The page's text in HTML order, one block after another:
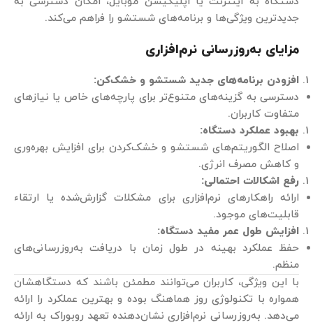
جدیدترین ویژگی‌ها و برنامه‌های شستشو را فراهم می‌کند.
مزایای به‌روزرسانی نرم‌افزاری
افزودن برنامه‌های جدید شستشو و خشک‌کن:
دسترسی به گزینه‌های متنوع‌تر برای پارچه‌های خاص یا نیازهای
متفاوت کاربران.
بهبود عملکرد دستگاه:
اصلاح الگوریتم‌های شستشو و خشک‌کردن برای افزایش بهره‌وری
و کاهش مصرف انرژی.
رفع اشکالات احتمالی:
ارائه راهکارهای نرم‌افزاری برای مشکلات گزارش‌شده یا ارتقاء
قابلیت‌های موجود.
افزایش طول عمر مفید دستگاه:
حفظ عملکرد بهینه در طول زمان با دریافت به‌روزرسانی‌های
منظم.
با این ویژگی، کاربران می‌توانند مطمئن باشند که دستگاهشان
همواره با تکنولوژی روز هماهنگ بوده و بهترین عملکرد را ارائه
می‌دهد. به‌روزرسانی نرم‌افزاری نشان‌دهنده تعهد روبوراک به ارائه